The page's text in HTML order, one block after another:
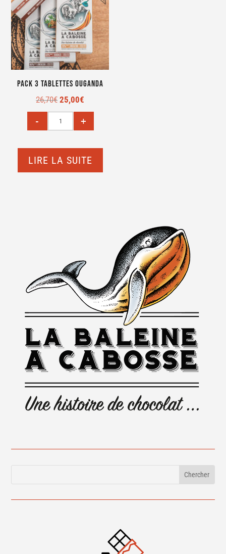
Pack 3 tablettes Ouganda
26,70€ Le
prix
initial
25,00€
prix
actuel
LIRE LA SUITE